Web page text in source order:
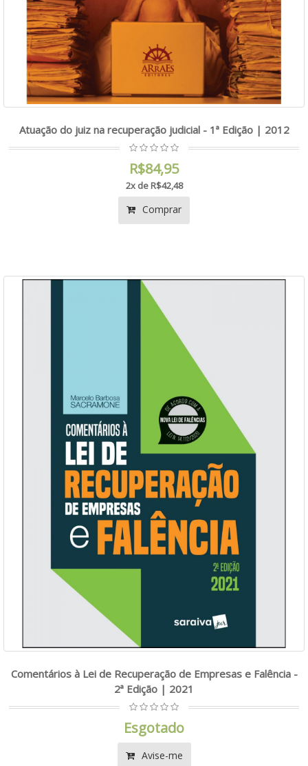
Atuação do juiz na recuperação judicial - 1ª Edição | 2012
R$84,95
2x de R$42,48
Comprar
Comentários à Lei de Recuperação de Empresas e Falência -
2ª Edição | 2021
Esgotado
Avise-me